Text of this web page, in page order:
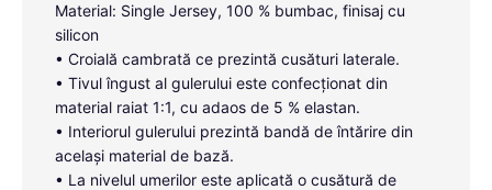
Material: Single Jersey, 100 % bumbac, finisaj cu
silicon
• Croială cambrată ce prezintă cusături laterale.
• Tivul îngust al gulerului este confecționat din
material raiat 1:1, cu adaos de 5 % elastan.
• Interiorul gulerului prezintă bandă de întărire din
același material de bază.
• La nivelul umerilor este aplicată o cusătură de